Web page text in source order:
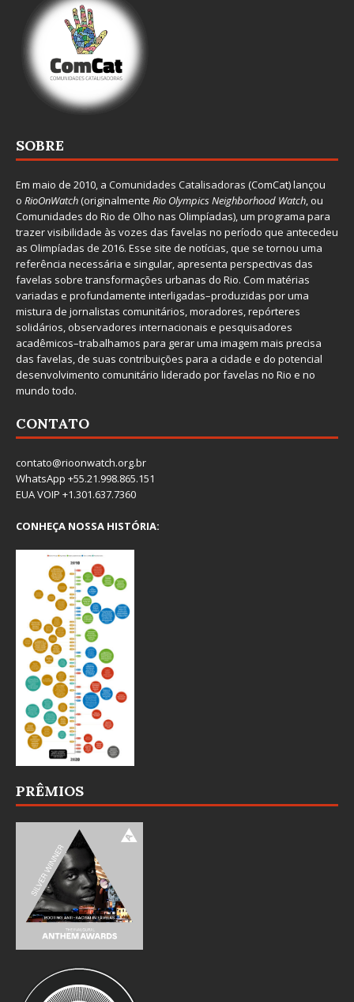
SOBRE
Em maio de 2010, a Comunidades Catalisadoras (ComCat) lançou
o RioOnWatch(originalmente Rio Olympics Neighborhood Watch, ou
Comunidades do Rio de Olho nas Olimpíadas), um programa para
trazer visibilidade às vozes das favelas no período que antecedeu
as Olimpíadas de 2016. Esse site de notícias, que se tornou uma
referência necessária e singular, apresenta perspectivas das
favelas sobre transformações urbanas do Rio. Com matérias
variadas e profundamente interligadas–produzidas por uma
mistura de jornalistas comunitários, moradores, repórteres
solidários, observadores internacionais e pesquisadores
acadêmicos–trabalhamos para gerar uma imagem mais precisa
das favelas, de suas contribuições para a cidade e do potencial
desenvolvimento comunitário liderado por favelas no Rio e no
mundo todo.
CONTATO
contato@rioonwatch.org.br
WhatsApp +55.21.998.865.151
EUA VOIP +1.301.637.7360
CONHEÇA NOSSA HISTÓRIA:
PRÊMIOS